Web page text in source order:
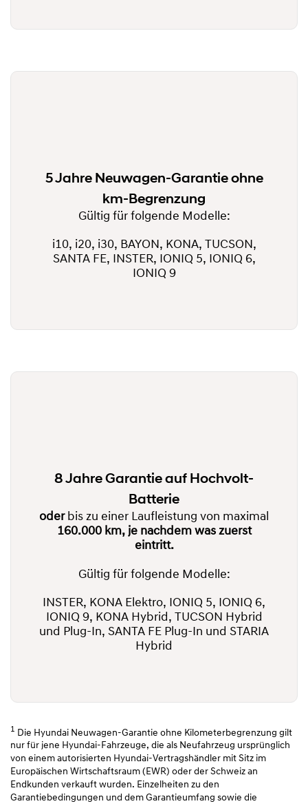
5 Jahre Neuwagen-Garantie ohne
km-Begrenzung
Gültig für folgende Modelle:
i10, i20, i30, BAYON, KONA, TUCSON,
SANTA FE, INSTER, IONIQ 5, IONIQ 6,
IONIQ 9
8 Jahre Garantie auf Hochvolt-
Batterie
oderbis zu einer Laufleistung von maximal
160.000 km, je nachdem was zuerst
eintritt.
Gültig für folgende Modelle:
INSTER, KONA Elektro, IONIQ 5, IONIQ 6,
IONIQ 9, KONA Hybrid, TUCSON Hybrid
und Plug-In, SANTA FE Plug-In und STARIA
Hybrid
1 Die Hyundai Neuwagen-Garantie ohne Kilometerbegrenzung gilt
nur für jene Hyundai-Fahrzeuge, die als Neufahrzeug ursprünglich
von einem autorisierten Hyundai-Vertragshändler mit Sitz im
Europäischen Wirtschaftsraum (EWR) oder der Schweiz an
Endkunden verkauft wurden. Einzelheiten zu den
Garantiebedingungen und dem Garantieumfang sowie die